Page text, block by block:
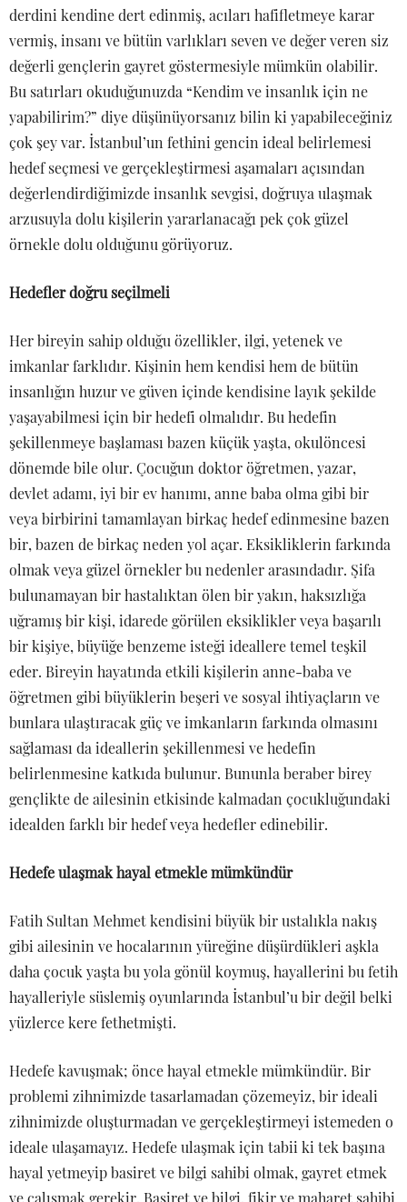
derdini kendine dert edinmiş, acıları hafifletmeye karar
vermiş, insanı ve bütün varlıkları seven ve değer veren siz
değerli gençlerin gayret göstermesiyle mümkün olabilir.
Bu satırları okuduğunuzda “Kendim ve insanlık için ne
yapabilirim?” diye düşünüyorsanız bilin ki yapabileceğiniz
çok şey var. İstanbul’un fethini gencin ideal belirlemesi
hedef seçmesi ve gerçekleştirmesi aşamaları açısından
değerlendirdiğimizde insanlık sevgisi, doğruya ulaşmak
arzusuyla dolu kişilerin yararlanacağı pek çok güzel
örnekle dolu olduğunu görüyoruz.
Hedefler doğru seçilmeli
Her bireyin sahip olduğu özellikler, ilgi, yetenek ve
imkanlar farklıdır. Kişinin hem kendisi hem de bütün
insanlığın huzur ve güven içinde kendisine layık şekilde
yaşayabilmesi için bir hedefi olmalıdır. Bu hedefin
şekillenmeye başlaması bazen küçük yaşta, okulöncesi
dönemde bile olur. Çocuğun doktor öğretmen, yazar,
devlet adamı, iyi bir ev hanımı, anne baba olma gibi bir
veya birbirini tamamlayan birkaç hedef edinmesine bazen
bir, bazen de birkaç neden yol açar. Eksikliklerin farkında
olmak veya güzel örnekler bu nedenler arasındadır. Şifa
bulunamayan bir hastalıktan ölen bir yakın, haksızlığa
uğramış bir kişi, idarede görülen eksiklikler veya başarılı
bir kişiye, büyüğe benzeme isteği ideallere temel teşkil
eder. Bireyin hayatında etkili kişilerin anne-baba ve
öğretmen gibi büyüklerin beşeri ve sosyal ihtiyaçların ve
bunlara ulaştıracak güç ve imkanların farkında olmasını
sağlaması da ideallerin şekillenmesi ve hedefin
belirlenmesine katkıda bulunur. Bununla beraber birey
gençlikte de ailesinin etkisinde kalmadan çocukluğundaki
idealden farklı bir hedef veya hedefler edinebilir.
Hedefe ulaşmak hayal etmekle mümkündür
Fatih Sultan Mehmet kendisini büyük bir ustalıkla nakış
gibi ailesinin ve hocalarının yüreğine düşürdükleri aşkla
daha çocuk yaşta bu yola gönül koymuş, hayallerini bu fetih
hayalleriyle süslemiş oyunlarında İstanbul’u bir değil belki
yüzlerce kere fethetmişti.
Hedefe kavuşmak; önce hayal etmekle mümkündür. Bir
problemi zihnimizde tasarlamadan çözemeyiz, bir ideali
zihnimizde oluşturmadan ve gerçekleştirmeyi istemeden o
ideale ulaşamayız. Hedefe ulaşmak için tabii ki tek başına
hayal yetmeyip basiret ve bilgi sahibi olmak, gayret etmek
ve çalışmak gerekir. Basiret ve bilgi, fikir ve maharet sahibi